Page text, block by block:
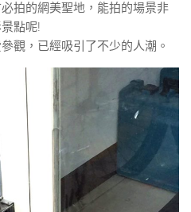
拍的網美聖地，能拍的場景非
點呢!
觀，已經吸引了不少的人潮。